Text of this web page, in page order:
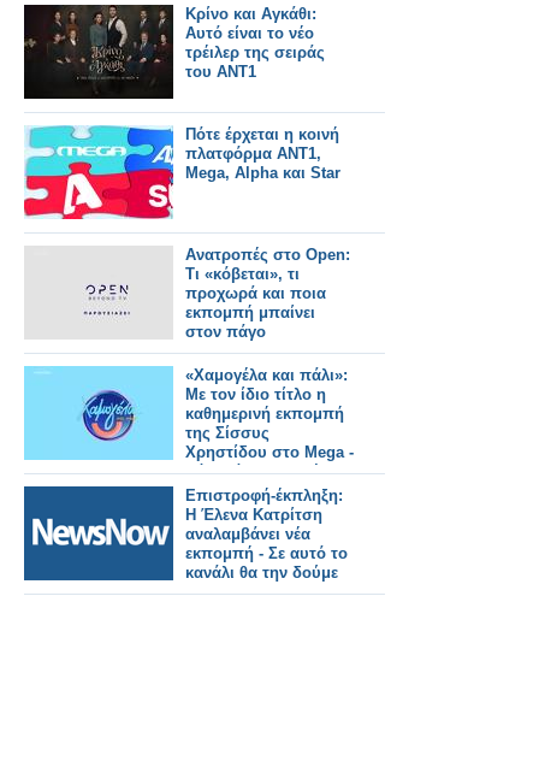
Κρίνο και Αγκάθι:
Αυτό είναι το νέο
τρέιλερ της σειράς
του ΑΝΤ1
Πότε έρχεται η κοινή
πλατφόρμα ΑΝΤ1,
Mega, Alpha και Star
Ανατροπές στο Open:
Τι «κόβεται», τι
προχωρά και ποια
εκπομπή μπαίνει
στον πάγο
«Χαμογέλα και πάλι»:
Με τον ίδιο τίτλο η
καθημερινή εκπομπή
της Σίσσυς
Χρηστίδου στο Mega -
Πότε κάνει πρεμιέρα;
Επιστροφή-έκπληξη:
Η Έλενα Κατρίτση
αναλαμβάνει νέα
εκπομπή - Σε αυτό το
κανάλι θα την δούμε